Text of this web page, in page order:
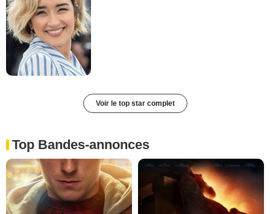
Voir le top star complet
Top Bandes-annonces